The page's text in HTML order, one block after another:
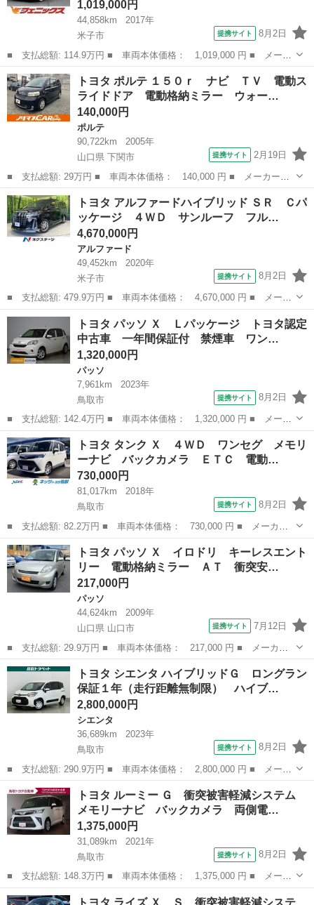
1,019,000円
44,858km
2017年
米子市
提携サイト 8月2日
■ 支払総額: 114.9万円 ■ 車両本体価格： 1,019,000 円 ■ メーカ
ー名： トヨタ ■ 車種名： ルーミー ■ グレード名： カスタム
Ｇ－Ｔ ☆スマートアシスト☆両側電動スライドドア☆ ＳＤナビＴ
Ｖ☆Ｂｌ...
鳥取 米子市 トヨタ
トヨタ ポルテ １５０ｒ ナビ ＴＶ 電動ス
ライドドア 電動格納ミラー ウォー…
140,000円
ポルテ
90,722km
2005年
山口県 下関市
提携サイト 2月19日
■ 支払総額: 29万円 ■ 車両本体価格： 140,000 円 ■ メーカー
名： トヨタ ■ 車種名： ポルテ ■ グレード名： １５０ｒ ナ
ビ ＴＶ 電動スライドドア 電動格納ミラー ウォークスルー Ａ
Ｔ ＣＤ ＤＶＤ...
山口 下関市 ポルテ
トヨタ アルファードハイブリッド ＳＲ Ｃパ
ッケージ ４ＷＤ サンルーフ フル…
4,670,000円
アルファード
49,452km
2020年
米子市
提携サイト 8月2日
■ 支払総額: 479.9万円 ■ 車両本体価格： 4,670,000 円 ■ メーカ
ー名： トヨタ ■ 車種名： アルファードハイブリッド ■ グレー
ド名： ＳＲ Ｃパッケージ ４ＷＤ サンルーフ フルエアロ 両
側電動ド...
鳥取 米子市 アルファード
トヨタ パッソ Ｘ Ｌパッケージ トヨタ認定
中古車 一年間保証付 禁煙車 ワン…
1,320,000円
パッソ
7,961km
2023年
鳥取市
提携サイト 8月2日
■ 支払総額: 142.4万円 ■ 車両本体価格： 1,320,000 円 ■ メーカ
ー名： トヨタ ■ 車種名： パッソ ■ グレード名： Ｘ Ｌパッ
ケージ トヨタ認定中古車 一年間保証付 禁煙車 ワンオーナー
フルセグ...
鳥取 鳥取市 パッソ
トヨタ タンク Ｘ ４ＷＤ ワンセグ メモリ
ーナビ バックカメラ ＥＴＣ 電動…
730,000円
81,017km
2018年
鳥取市
提携サイト 8月2日
■ 支払総額: 82.2万円 ■ 車両本体価格： 730,000 円 ■ メーカー
名： トヨタ ■ 車種名： タンク ■ グレード名： Ｘ ４ＷＤ
ワンセグ メモリーナビ バックカメラ ＥＴＣ 電動スライドド
ア ウオークス...
鳥取 鳥取市 トヨタ
トヨタ パッソ Ｘ イロドリ キーレスエント
リー 電動格納ミラー ＡＴ 衝突安…
217,000円
パッソ
44,624km
2009年
山口県 山口市
提携サイト 7月12日
■ 支払総額: 29.9万円 ■ 車両本体価格： 217,000 円 ■ メーカー
名： トヨタ ■ 車種名： パッソ ■ グレード名： Ｘ イロド
リ キーレスエントリー 電動格納ミラー ＡＴ 衝突安全ボディ
ベンチシート ...
山口 山口市 パッソ
トヨタ シエンタ ハイブリッドＧ ロングラン
保証１年（走行距離無制限） ハイブ…
2,800,000円
シエンタ
36,689km
2023年
鳥取市
提携サイト 8月2日
■ 支払総額: 290.9万円 ■ 車両本体価格： 2,800,000 円 ■ メーカ
ー名： トヨタ ■ 車種名： シエンタ ■ グレード名： ハイブリ
ッドＧ ロングラン保証１年（走行距離無制限） ハイブリッド保
証 ４ＷＤ...
鳥取 鳥取市 シエンタ
トヨタ ルーミー Ｇ 衝突被害軽減システム
メモリーナビ バックカメラ 両側電…
1,375,000円
31,089km
2021年
鳥取市
提携サイト 8月2日
■ 支払総額: 148.3万円 ■ 車両本体価格： 1,375,000 円 ■ メーカ
ー名： トヨタ ■ 車種名： ルーミー ■ グレード名： Ｇ 衝突
鳥取 鳥取市 トヨタ
トヨタ ライズ Ｘ Ｓ 衝突被害軽減システ